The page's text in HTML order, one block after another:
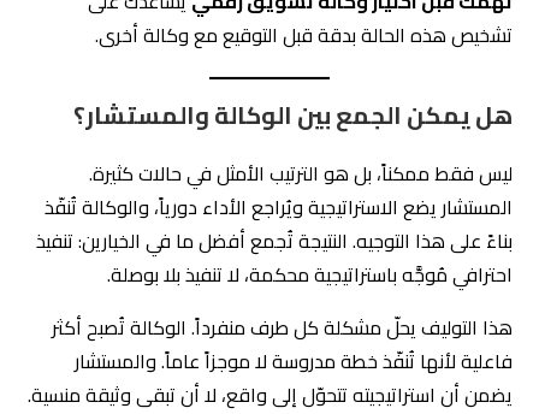
تشخيص هذه الحالة بدقة قبل التوقيع مع وكالة أخرى.
هل يمكن الجمع بين الوكالة والمستشار؟
ليس فقط ممكناً، بل هو الترتيب الأمثل في حالات كثيرة.
المستشار يضع الاستراتيجية ويُراجع الأداء دورياً، والوكالة تُنفّذ
بناءً على هذا التوجيه. النتيجة تُجمع أفضل ما في الخيارين: تنفيذ
احترافي مُوجَّه باستراتيجية محكمة، لا تنفيذ بلا بوصلة.
هذا التوليف يحلّ مشكلة كل طرف منفرداً. الوكالة تُصبح أكثر
فاعلية لأنها تُنفّذ خطة مدروسة لا موجزاً عاماً. والمستشار
يضمن أن استراتيجيته تتحوّل إلى واقع، لا أن تبقى وثيقة منسية.